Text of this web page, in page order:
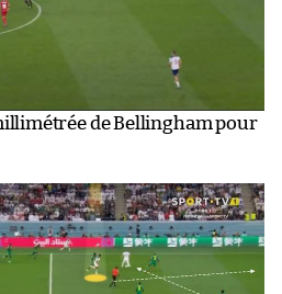
de Bellingham pour